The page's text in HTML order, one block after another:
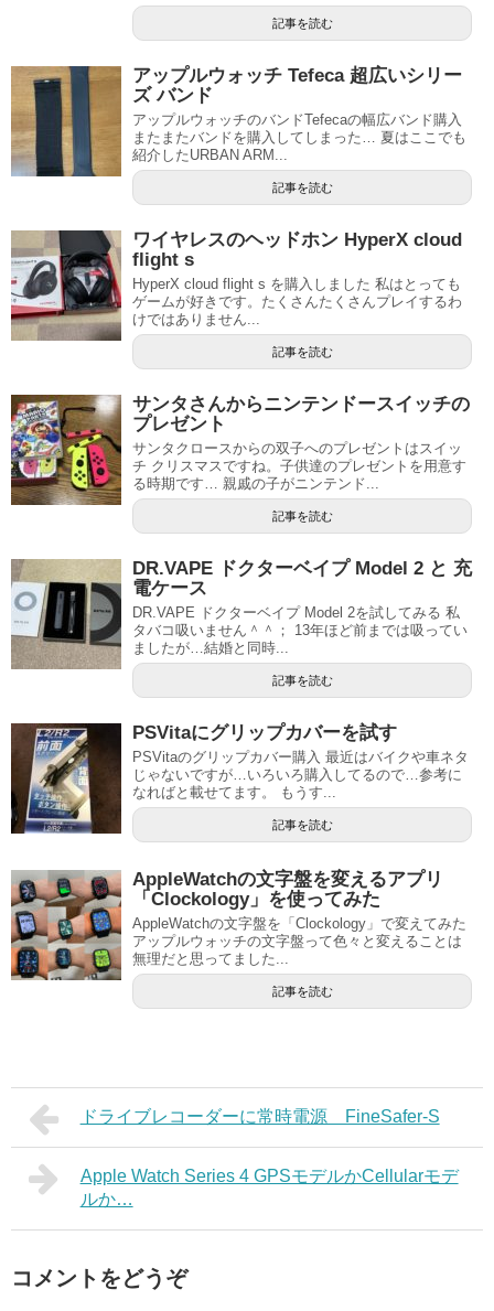
記事を読む
アップルウォッチ Tefeca 超広いシリー
ズ バンド
アップルウォッチのバンドTefecaの幅広バンド購入
またまたバンドを購入してしまった… 夏はここでも
紹介したURBAN ARM...
記事を読む
ワイヤレスのヘッドホン HyperX cloud
flight s
HyperX cloud flight s を購入しました 私はとっても
ゲームが好きです。たくさんたくさんプレイするわ
けではありません...
記事を読む
サンタさんからニンテンドースイッチの
プレゼント
サンタクロースからの双子へのプレゼントはスイッ
チ クリスマスですね。子供達のプレゼントを用意す
る時期です… 親戚の子がニンテンド...
記事を読む
DR.VAPE ドクターベイプ Model 2 と 充
電ケース
DR.VAPE ドクターベイプ Model 2を試してみる 私
タバコ吸いません＾＾； 13年ほど前までは吸ってい
ましたが…結婚と同時...
記事を読む
PSVitaにグリップカバーを試す
PSVitaのグリップカバー購入 最近はバイクや車ネタ
じゃないですが…いろいろ購入してるので…参考に
なればと載せてます。 もうす...
記事を読む
AppleWatchの文字盤を変えるアプリ
「Clockology」を使ってみた
AppleWatchの文字盤を「Clockology」で変えてみた
アップルウォッチの文字盤って色々と変えることは
無理だと思ってました...
記事を読む
ドライブレコーダーに常時電源 FineSafer-S
Apple Watch Series 4 GPSモデルかCellularモデ
ルか…
コメントをどうぞ